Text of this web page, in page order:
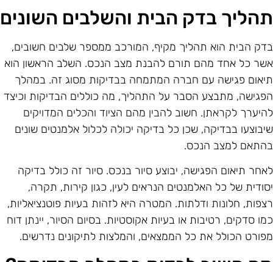
בדק הבית והשלבים השונים
הבית הוא תהליך מקיף, המורכב ממספר שלבים חשובים,
כל אחד מהם תורם להבנת מצב הנכס. השלב הראשון הוא
פגישה עם חברה המתמחה בבדיקות מסוג זה. במהלך
מתבצע הסבר על התהליך, מה כוללים הבדיקות וכיצד
לקראתן. חשוב להבין מהם הציוד והכלים המדויקים
בבדיקה, שכן כל בדיקה יכולה לכלול אלמנטים שונים
למצב הנכס.
תיאום הפגישה, יבוצע סיור בנכס. סיור זה כולל בדיקה
של כל האלמנטים הנראים לעין, כגון קירות, תקרה,
חלונות ודלתות. המטרה היא לזהות בעיות פוטנציאליות,
סדקים, רטיבות או בעיות אקוסטיות. בסיום הסיור, יינתן דוח
הכולל את כל הממצאים, והמלצות לתיקונים נדרשים.